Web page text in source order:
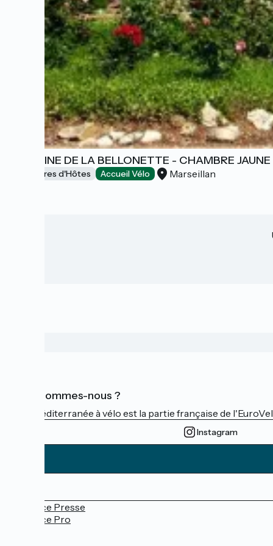
DOMAINE DE LA BELLONETTE - CHAMBRE JAUNE
Chambres d'Hôtes Accueil Vélo Marseillan
Qui sommes-nous ?
La Méditerranée à vélo est la partie française de
Instagram
Espace Presse
Espace Pro